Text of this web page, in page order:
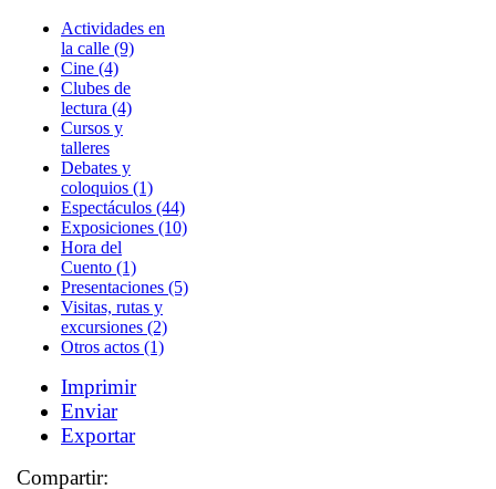
Actividades en
la calle (9)
Cine (4)
Clubes de
lectura (4)
Cursos y
talleres
Debates y
coloquios (1)
Espectáculos (44)
Exposiciones (10)
Hora del
Cuento (1)
Presentaciones (5)
Visitas, rutas y
excursiones (2)
Otros actos (1)
Imprimir
Enviar
Exportar
Compartir: